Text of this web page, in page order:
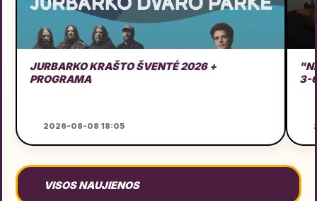
JURBARKO KRAŠTO ŠVENTĖ 2026 +
PROGRAMA
2026-08-08 18:05
3-
VISOS NAUJIENOS